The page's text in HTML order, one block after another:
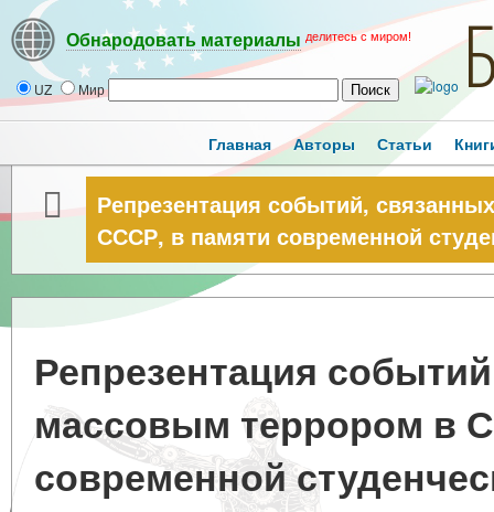
Обнародовать материалы делитесь с миром!
UZ Мир
Главная Авторы Статьи
Репрезентация событий,
СССР, в памяти современной
Репрезентация
массовым террором в
современной